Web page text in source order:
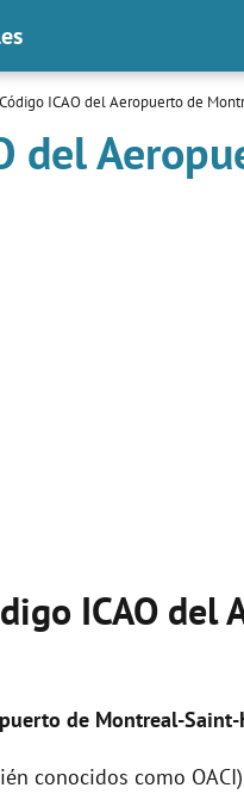
Código ICAO del Aeropuerto de
del
ICAO
de Montreal-
conocidos como